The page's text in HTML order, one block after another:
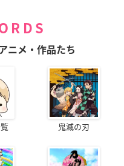
ニメ・作品たち
鬼滅の刃